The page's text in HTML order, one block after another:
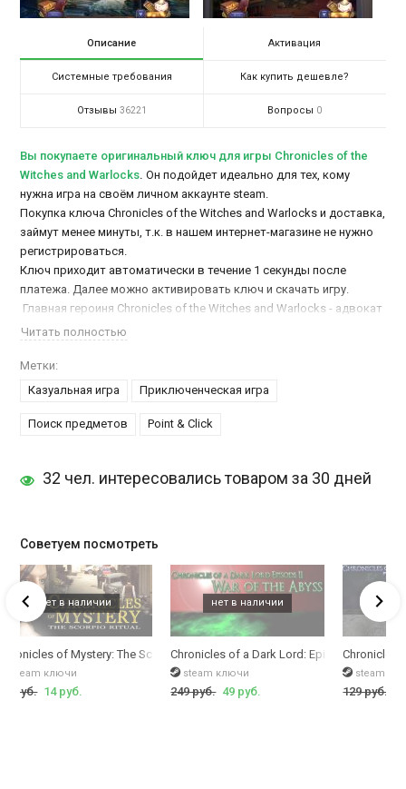
Описание Активация
Системные требования Как купить дешевле?
Отзывы 36221 Вопросы 0
Вы покупаете оригинальный ключ для игры Chronicles of the
Witches and Warlocks. Он подойдет идеально для тех, кому
нужна игра на своём личном аккаунте steam.
Покупка ключа Chronicles of the Witches and Warlocks и доставка,
займут менее минуты, т.к. в нашем интернет-магазине не нужно
регистрироваться.
Ключ приходит автоматически в течение 1 секунды после
платежа. Далее можно активировать ключ и скачать игру.
Главная героиня Chronicles of the Witches and Warlocks - адвокат
Кетлин Уилсон, которой стало известно, что ее возлюбленного
свои руки. Чтобы помочь Кетлин доказать невиновность своего
возлюбленного, вам необходимо купить ключ Chronicles of the
и запоминать все факты, которые могут хоть как-то помочь.
Читать полностью
Метки:
Казуальная игра
Приключенческая игра
Поиск предметов Point & Click
32 чел. интересовались товаром за 30 дней
Советуем посмотреть
Clash of Mystery: The Scorpio Ritual
steam ключи
руб. 14 руб.
Chronicles of a Dark Lord: Episode II War of
steam ключи
249 руб. 49 руб.
Chronicles
steam
129 руб.